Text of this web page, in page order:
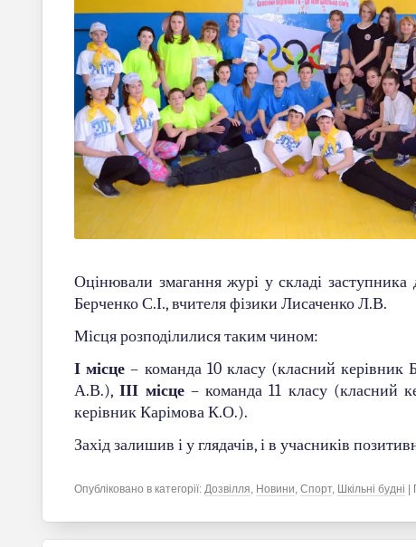
Оцінювали змагання журі у складі
Берченко С.І., вчителя фізики Лисаченко Л.В.
Місця розподілилися таким чином:
І місце – команда 10 класу (класний керівник
А.В.),ІІІ місце– команда 11 класу (класний
керівник Карімова К.О.).
Захід залишив і у глядачів, і в учасників
Опубліковано в категорії: Дозвілля, Новини, Спорт, Шкільні будні |